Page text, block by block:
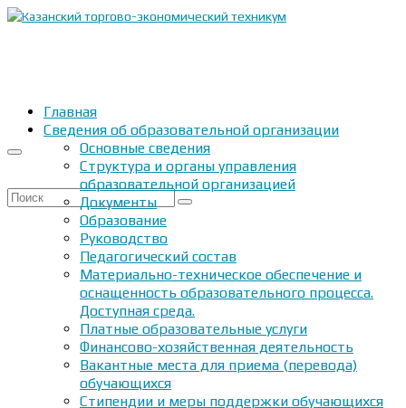
Искать:
Главная
Сведения об образовательной организации
Основные сведения
Структура и органы управления
образовательной организацией
Документы
Образование
Руководство
Педагогический состав
Материально-техническое обеспечение и
оснащенность образовательного процесса.
Доступная среда.
Платные образовательные услуги
Финансово-хозяйственная деятельность
Вакантные места для приема (перевода)
обучающихся
Стипендии и меры поддержки обучающихся